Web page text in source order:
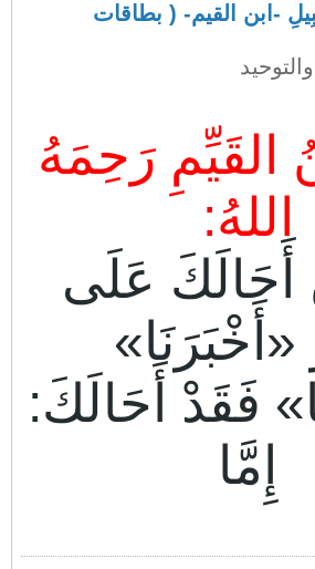
-ابن القيم- ( بطاقات
القَيِّمِ رَحِمَهُ
اللهُ:
عَلَى
«أَخْبَرَنَا»
فَقَدْ أَحَالَكَ:
إِمَّا